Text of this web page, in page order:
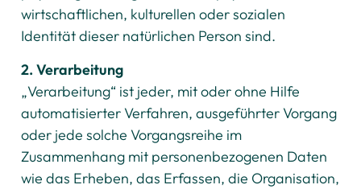
wirtschaftlichen, kulturellen oder sozialen
Identität dieser natürlichen Person sind.
2. Verarbeitung
„Verarbeitung“ ist jeder, mit oder ohne Hilfe
automatisierter Verfahren, ausgeführter Vorgang
oder jede solche Vorgangsreihe im
Zusammenhang mit personenbezogenen Daten
wie das Erheben, das Erfassen, die Organisation,